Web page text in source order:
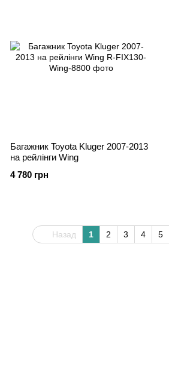
Багажник Toyota Kluger 2007-2013
на рейлінги Wing
4 780 грн
Назад 1 2 3 4 5